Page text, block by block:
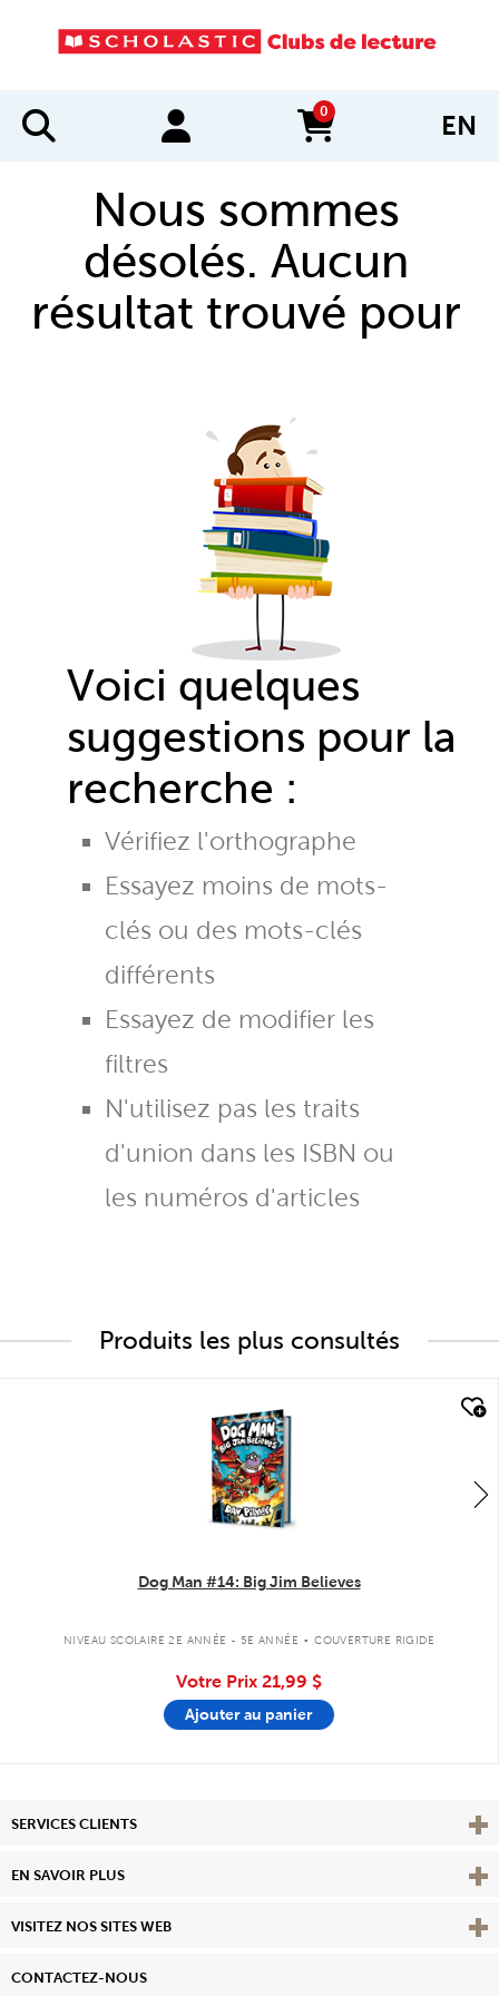
0
items in cart EN
Nous sommes
désolés. Aucun
résultat trouvé pour
Voici quelques
suggestions pour la
recherche :
Vérifiez l'orthographe
Essayez moins de mots-
clés ou des mots-clés
différents
Essayez de modifier les
filtres
N'utilisez pas les traits
d'union dans les ISBN ou
les numéros d'articles
Produits les plus consultés
Dog Man #14: Big Jim Believes
NIVEAU SCOLAIRE 2E ANNÉE - 5E ANNÉE . COUVERTURE RIGIDE
Votre Prix 21,99 $
Ajouter au panier
SERVICES CLIENTS
EN SAVOIR PLUS View
VISITEZ NOS SITES WEB
CONTACTEZ-NOUS